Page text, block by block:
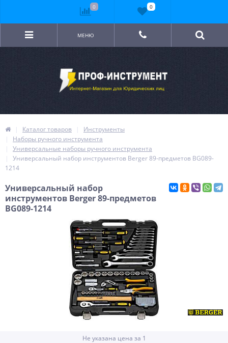
МЕНЮ
Каталог товаров
Инструменты
Наборы ручного инструмента
Универсальные наборы ручного инструмента
Универсальный набор инструментов Berger 89-предметов BG089-
1214
Универсальный набор
инструментов Berger 89-предметов
BG089-1214
Не указана цена за 1
0 0